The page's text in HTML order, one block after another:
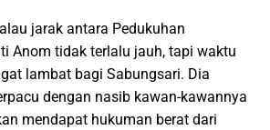
jarak antara Pedukuhan
Anom tidak terlalu jauh, tapi waktu
lambat bagi Sabungsari. Dia
dengan nasib kawan-kawannya
mendapat hukuman berat dari